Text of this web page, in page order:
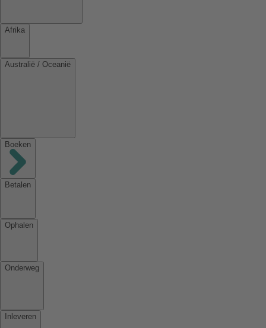
Afrika
Australië / Oceanië
Boeken
Betalen
Ophalen
Onderweg
Inleveren